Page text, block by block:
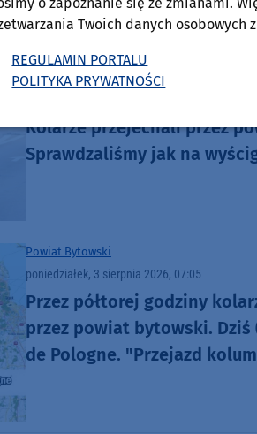
poniedziałek, 3 sierpnia 2026, 13:32
Nadawaliśmy na żywo z
Kolarze przejechali przez
Sprawdzaliśmy jak na
Powiat Bytowski
poniedziałek, 3 sierpnia 2026, 07:05
Przez półtorej godziny
przez powiat bytowski. Dziś
de Pologne. "Przejazd
Twoich danych osobowych
REGULAMIN PORTALU
POLITYKA PRYWATNOŚCI